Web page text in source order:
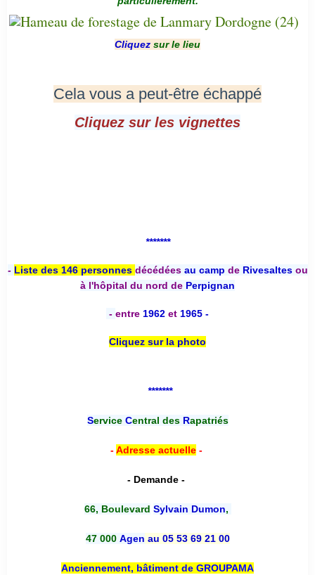
Cliquez sur le lieu
Cela vous a peut-être échappé
Cliquez sur les vignettes
*******
- Liste des 146 personnes décédées au camp deRivesaltesou
à l'hôpital du nord de Perpignan
- entre 1962 et 1965 -
Cliquez sur la photo
*******
Service Central desRapatriés
-Adresse actuelle-
- Demande -
66, Boulevard Sylvain Dumon,
47 000 Agen au 05 53 69 21 00
Anciennement, bâtiment de GROUPAMA